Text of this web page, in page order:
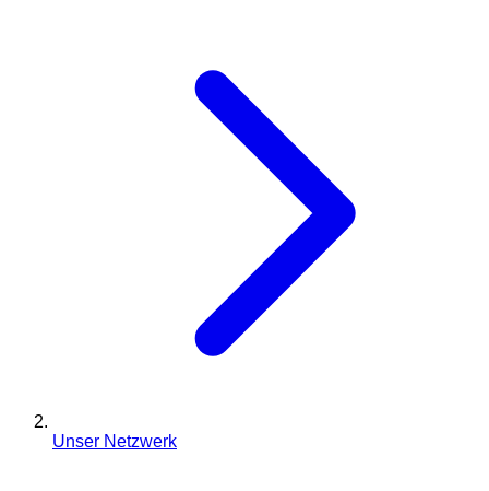
Unser Netzwerk